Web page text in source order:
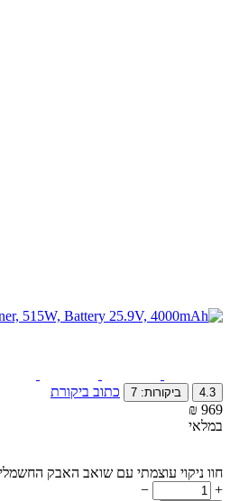
4.3 ביקורות: 7
כתוב ביקורת
₪ ‍969‍
במלאי
חוו ניקוי עוצמתי עם שואב האבק החשמלי
+
−